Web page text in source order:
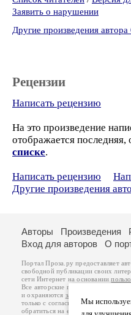
Заявить о нарушении
Другие произведения
Рецензии
Написать рецензию
На это произведение
отображается последняя,
списке.
Написать рецензию
Другие произведения
Мы
Авторы Произведения
Вход для авторов
О
Портал Проза.ру предоставляет
свободной публикации своих
сети Интернет на основании
Все авторские права на
и охраняются законом
.
только с согласия его автора, к
обратиться на его авторской